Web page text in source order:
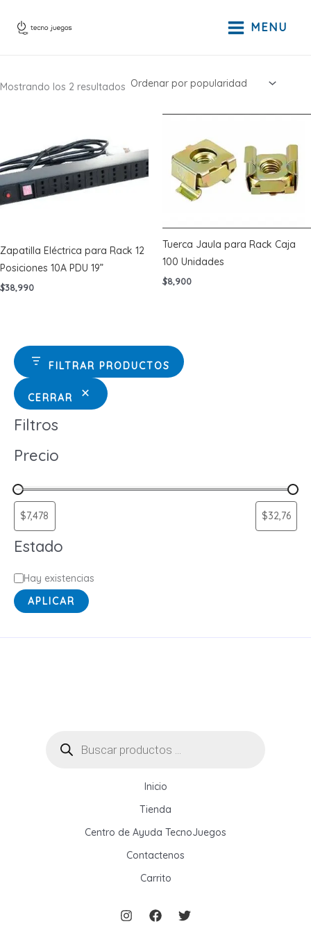
MENU
FILTRAR PRODUCTOS
CERRAR
Filtros
Precio
Estado
E
s
a
Hay existencias
APLICAR
Mostrando los 2 resultados Ordenado
Zapatilla Eléctrica para Rack 12
Posiciones 10A PDU 19”
$38,990
Tuerca Jaula para Rack Caja
100 Unidades
$8,900
productos
Inicio
Tienda
Centro de Ayuda TecnoJuegos
Contactenos
Carrito